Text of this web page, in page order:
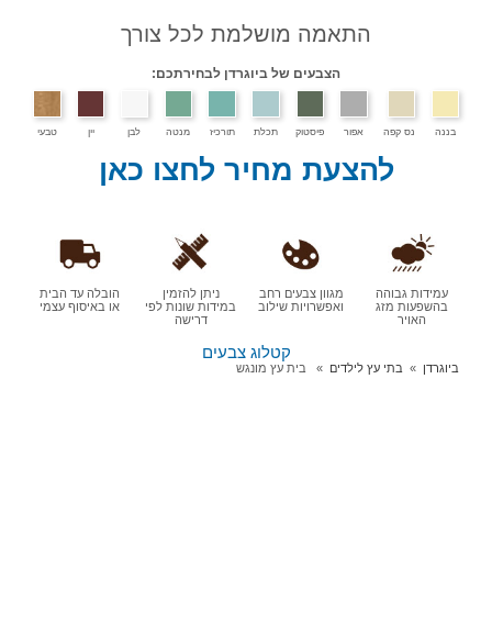
מושלמת לכל צורך
הצבעים של ביוגרדן לבחירתכם:
פיסטוק תכלת תורכיז מנטה לבן יין טבעי
מחיר לחצו כאן
מגוון צבעים רחב
ואפשרויות שילוב
ניתן להזמין
במידות שונות לפי
הובלה עד הבית
או באיסוף עצמי
בית עץ מונגש